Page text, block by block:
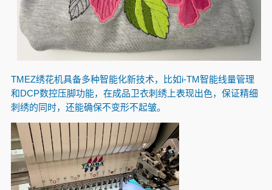
TMEZ绣花机具备多种智能化新技术，比如i-TM智能线量管理
和DCP数控压脚功能，在成品卫衣刺绣上表现出色，保证精细
刺绣的同时，还能确保不变形不起皱。